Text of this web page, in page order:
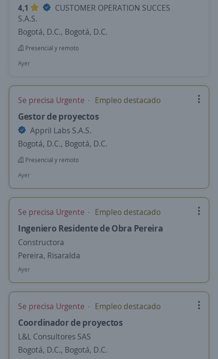
4,1
CUSTOMER OPERATION SUCCES
S.A.S.
Bogotá, D.C., Bogotá, D.C.
Presencial y remoto
Ayer
Se precisa Urgente Empleo destacado
Gestor de proyectos
Appril Labs S.A.S.
Bogotá, D.C., Bogotá, D.C.
Presencial y remoto
Ayer
Se precisa Urgente Empleo destacado
Ingeniero Residente de Obra Pereira
Constructora
Pereira, Risaralda
Ayer
Se precisa Urgente Empleo destacado
Coordinador de proyectos
L&L Consultores SAS
Bogotá, D.C., Bogotá, D.C.